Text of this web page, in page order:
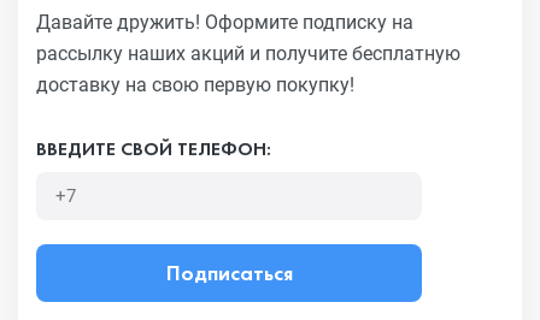
Давайте дружить! Оформите подписку на
рассылку наших акций и получите бесплатную
доставку на свою первую покупку!
ВВЕДИТЕ СВОЙ ТЕЛЕФОН:
Подписаться